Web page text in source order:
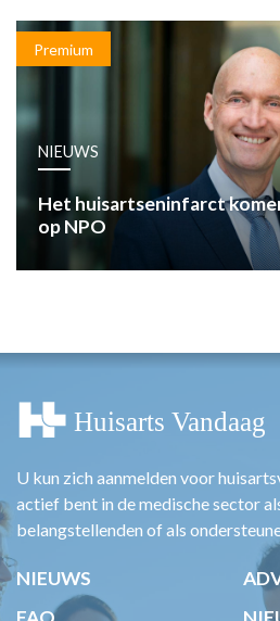
ENQUÊTES
PRAKTIJKZAKEN
TARIEVEN
VPHUISARTSEN
MEDISCHE
Premium
NIEUWS
Het huisartseninfarct
op NPO
U kun zich aanmelden voor
actief bent in de medische sector
belangstellenden of als
NIEUWS